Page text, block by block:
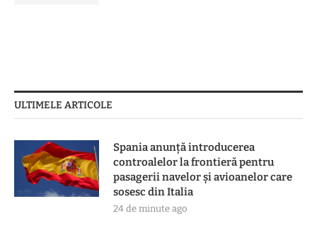
ULTIMELE ARTICOLE
Spania anunță introducerea
controalelor la frontieră pentru
pasagerii navelor și avioanelor care
sosesc din Italia
24 de minute ago